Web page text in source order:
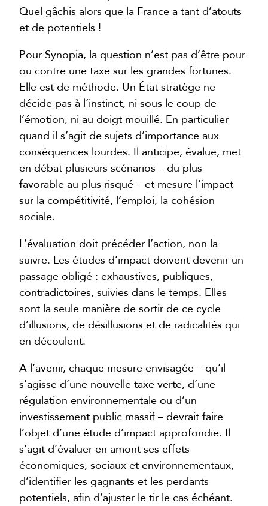
Quel gâchis alors que la France a tant d’atouts
et de potentiels !
Pour Synopia, la question n’est pas d’être pour
ou contre une taxe sur les grandes fortunes.
Elle est de méthode. Un État stratège ne
décide pas à l’instinct, ni sous le coup de
l’émotion, ni au doigt mouillé. En particulier
quand il s’agit de sujets d’importance aux
conséquences lourdes. Il anticipe, évalue, met
en débat plusieurs scénarios – du plus
favorable au plus risqué – et mesure l’impact
sur la compétitivité, l’emploi, la cohésion
sociale.
L’évaluation doit précéder l’action, non la
suivre. Les études d’impact doivent devenir un
passage obligé : exhaustives, publiques,
contradictoires, suivies dans le temps. Elles
sont la seule manière de sortir de ce cycle
d’illusions, de désillusions et de radicalités qui
en découlent.
A l’avenir, chaque mesure envisagée – qu’il
s’agisse d’une nouvelle taxe verte, d’une
régulation environnementale ou d’un
investissement public massif – devrait faire
l’objet d’une étude d’impact approfondie. Il
s’agit d’évaluer en amont ses effets
économiques, sociaux et environnementaux,
d’identifier les gagnants et les perdants
potentiels, afin d’ajuster le tir le cas échéant.